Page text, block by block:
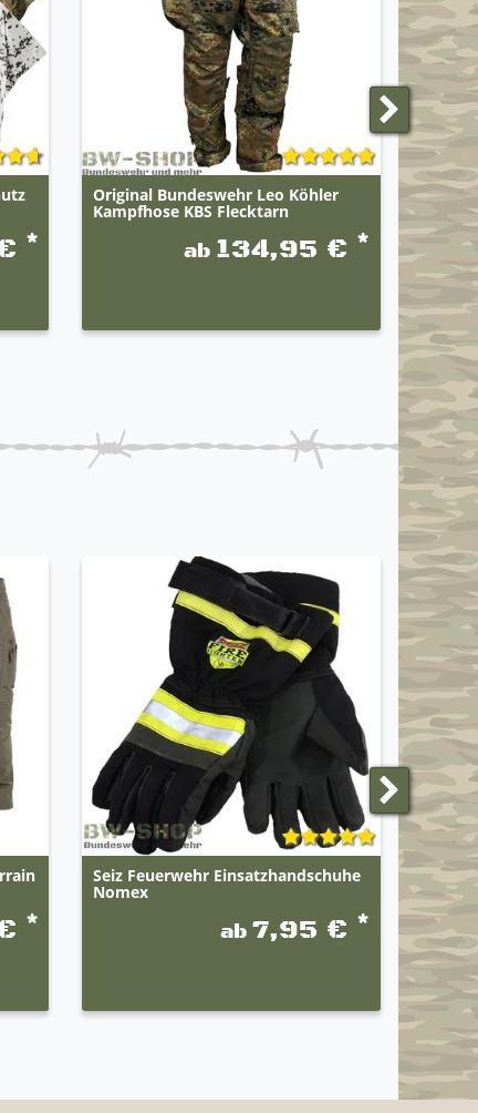
*
Original Bundeswehr Leo Köhler
Kampfhose KBS Flecktarn
ab 134,95 € * UVP
*
Seiz Feuerwehr Einsatzhandschuhe
Nomex
ab7,95 € *